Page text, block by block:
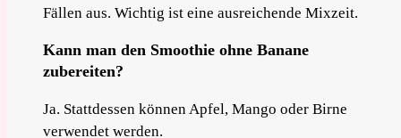
Fällen aus. Wichtig ist eine ausreichende Mixzeit.
Kann man den Smoothie ohne Banane
zubereiten?
Ja. Stattdessen können Apfel, Mango oder Birne
verwendet werden.